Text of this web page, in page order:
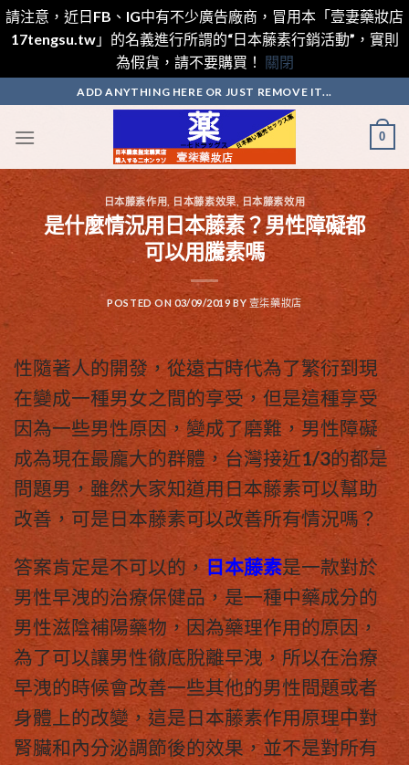
請注意，近日FB、IG中有不少廣告廠商，冒用本「壹妻藥妝店
17tengsu.tw」的名義進行所謂的“日本藤素行銷活動”，實則
為假貨，請不要購買！ 關閉
to
content
ADD ANYTHING HERE OR JUST REMOVE IT...
0
日本藤素作用 日本藤素效果 日本藤素效用
是什麼情況用日本藤素？男性障礙都
可以用騰素嗎
POSTED ON 03/09/2019BY 壹柒藥妝店
性隨著人的開發，從遠古時代為了繁衍到現
在變成一種男女之間的享受，但是這種享受
因為一些男性原因，變成了磨難，男性障礙
成為現在最龐大的群體，台灣接近1/3的都是
問題男，雖然大家知道用日本藤素可以幫助
改善，可是日本藤素可以改善所有情況嗎？
答案肯定是不可以的， 日本藤素是一款對於
男性早洩的治療保健品，是一種中藥成分的
男性滋陰補陽藥物，因為藥理作用的原因，
為了可以讓男性徹底脫離早洩，所以在治療
早洩的時候會改善一些其他的男性問題或者
身體上的改變，這是日本藤素作用原理中對
腎臟和內分泌調節後的效果，並不是對所有